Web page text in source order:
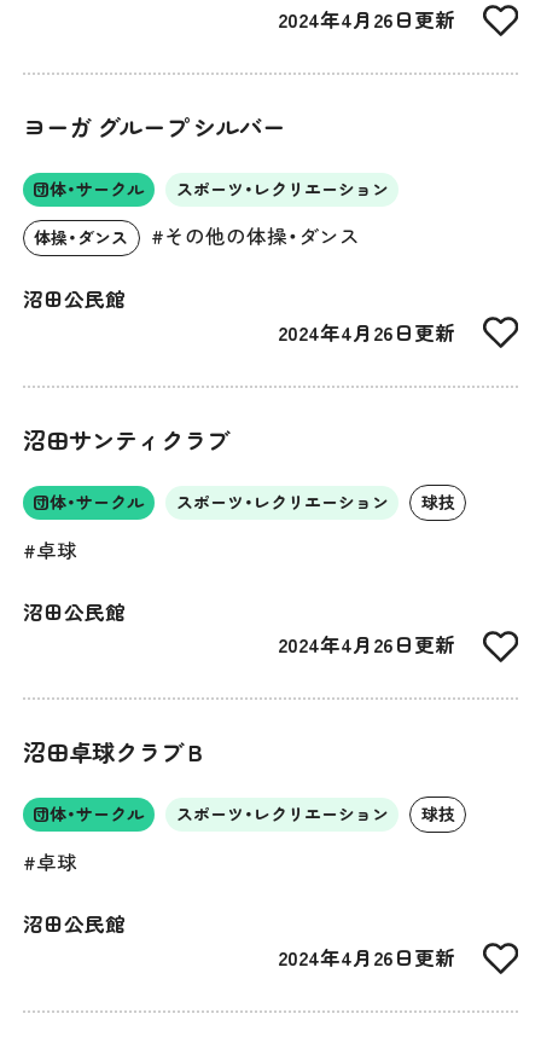
2024年4月26日更新
ヨーガ グループ シルバー
団体・サークル スポーツ・レクリエーション
体操・ダンス #その他の体操・ダンス
沼田公民館
2024年4月26日更新
沼田サンティクラブ
団体・サークル スポーツ・レクリエーション 球技
#卓球
沼田公民館
2024年4月26日更新
沼田卓球クラブＢ
団体・サークル スポーツ・レクリエーション 球技
#卓球
沼田公民館
2024年4月26日更新